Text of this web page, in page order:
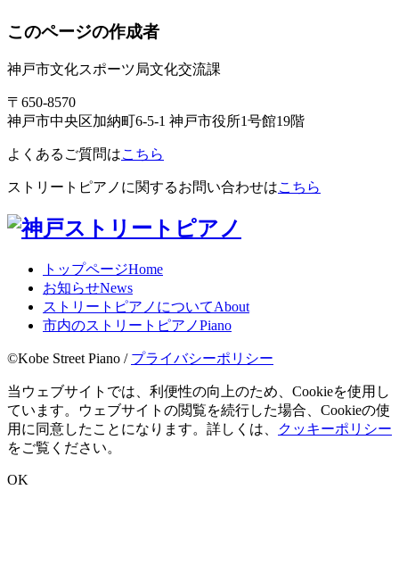
このページの作成者
神戸市文化スポーツ局文化交流課
〒650-8570
神戸市中央区加納町6-5-1 神戸市役所1号館19階
よくあるご質問はこちら
ストリートピアノに関するお問い合わせはこちら
トップページHome
お知らせNews
ストリートピアノについてAbout
市内のストリートピアノPiano
©Kobe Street Piano / プライバシーポリシー
当ウェブサイトでは、利便性の向上のため、Cookieを使用し
ています。ウェブサイトの閲覧を続行した場合、Cookieの使
用に同意したことになります。詳しくは、
クッキーポリシー
をご覧ください。
OK